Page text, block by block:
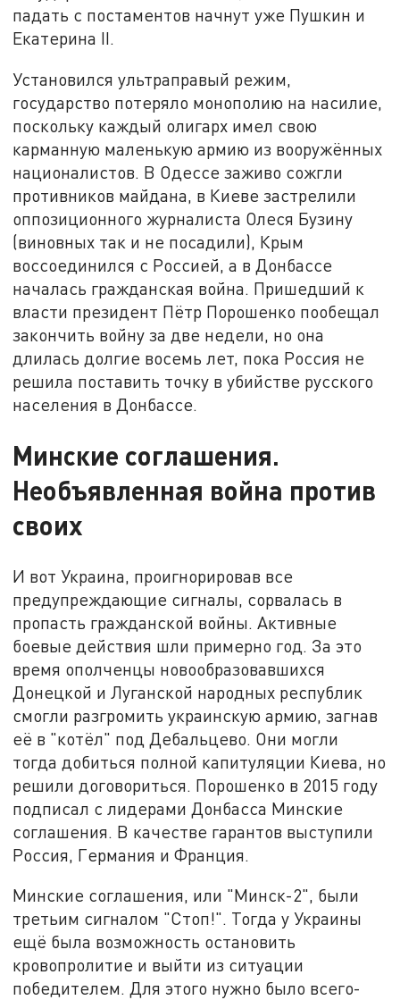
падать с постаментов начнут уже Пушкин и
Екатерина II.
Установился ультраправый режим,
государство потеряло монополию на насилие,
поскольку каждый олигарх имел свою
карманную маленькую армию из вооружённых
националистов. В Одессе заживо сожгли
противников майдана, в Киеве застрелили
оппозиционного журналиста Олеся Бузину
(виновных так и не посадили), Крым
воссоединился с Россией, а в Донбассе
началась гражданская война. Пришедший к
власти президент Пётр Порошенко пообещал
закончить войну за две недели, но она
длилась долгие восемь лет, пока Россия не
решила поставить точку в убийстве русского
населения в Донбассе.
Минские соглашения.
Необъявленная война против
своих
И вот Украина, проигнорировав все
предупреждающие сигналы, сорвалась в
пропасть гражданской войны. Активные
боевые действия шли примерно год. За это
время ополченцы новообразовавшихся
Донецкой и Луганской народных республик
смогли разгромить украинскую армию, загнав
её в "котёл" под Дебальцево. Они могли
тогда добиться полной капитуляции Киева, но
решили договориться. Порошенко в 2015 году
подписал с лидерами Донбасса Минские
соглашения. В качестве гарантов выступили
Россия, Германия и Франция.
Минские соглашения, или "Минск-2", были
третьим сигналом "Стоп!". Тогда у Украины
ещё была возможность остановить
кровопролитие и выйти из ситуации
победителем. Для этого нужно было всего-